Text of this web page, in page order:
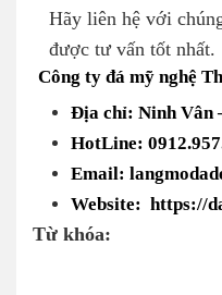
Hãy liên hệ với
được tư vấn tốt nhất.
Công ty đá mỹ nghệ
Địa chỉ: Ninh Vân
HotLine:
Email:
Website: https://
Từ khóa: